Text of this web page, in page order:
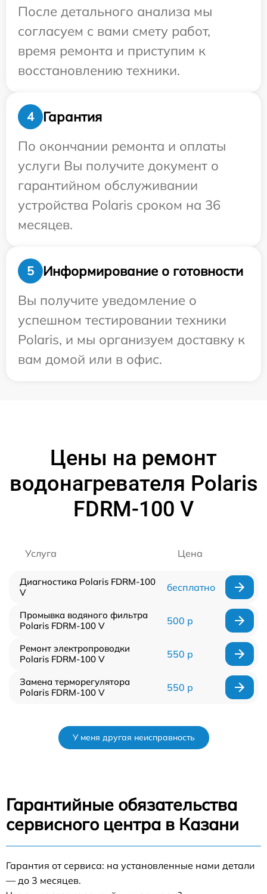
После детального анализа мы
согласуем с вами смету работ,
время ремонта и приступим к
восстановлению техники.
4
Гарантия
По окончании ремонта и оплаты
услуги Вы получите документ о
гарантийном обслуживании
устройства Polaris сроком на 36
месяцев.
5
Информирование о готовности
Вы получите уведомление о
успешном тестировании техники
Polaris, и мы организуем доставку к
вам домой или в офис.
Цены на ремонт
водонагревателя Polaris
FDRM-100 V
Услуга Цена
Диагностика Polaris FDRM-100
V
бесплатно
Промывка водяного фильтра
Polaris FDRM-100 V
500 р
Ремонт электропроводки
Polaris FDRM-100 V
550 р
Замена терморегулятора
Polaris FDRM-100 V
550 р
У меня другая неисправность
Гарантийные обязательства
сервисного центра в Казани
Гарантия от сервиса: на установленные нами детали
— до 3 месяцев.